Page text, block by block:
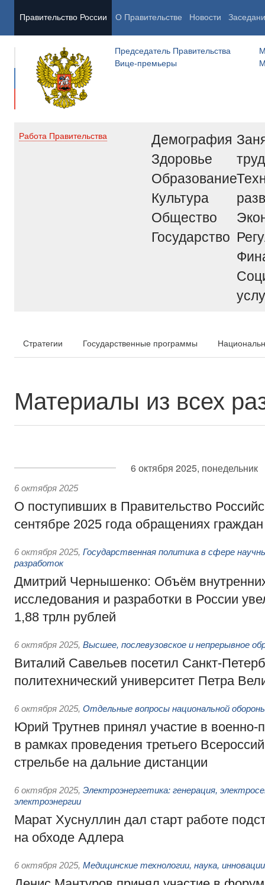
Правительство России О Правительстве Новости
Председатель Правительства
Вице-премьеры
Работа Правительства
Демография
Здоровье
Образование
Культура
Общество
Государство
труд
Стратегии Государственные программы
Материалы из всех
6 октября 2025, понедельник
6 октября 2025
О поступивших в Правительство
сентябре 2025 года обращениях граждан
6 октября 2025, Государственная политика в сфере
разработок
Дмитрий Чернышенко: Объём
исследования и разработки в России
1,88 трлн рублей
6 октября 2025, Высшее, послевузовское и непрерывное
Виталий Савельев посетил Санкт-
политехнический университет Петра
6 октября 2025, Отдельные вопросы национальной
Юрий Трутнев принял участие в
в рамках проведения третьего
стрельбе на дальние дистанции
6 октября 2025, Электроэнергетика: генерация,
электроэнергии
Марат Хуснуллин дал старт работе
на обходе Адлера
6 октября 2025, Медицинские технологии, наука, инновации